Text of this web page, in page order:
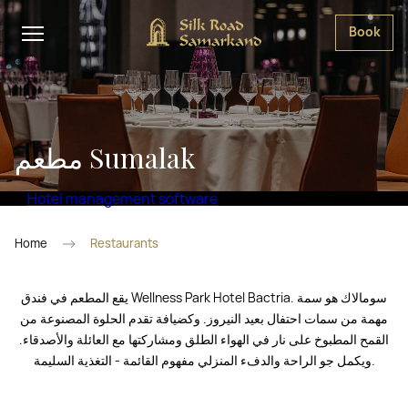
Book
مطعم Sumalak
Hotel management software
Home Restaurants
يقع المطعم في فندق Wellness Park Hotel Bactria. سومالاك هو سمة
مهمة من سمات احتفال بعيد النيروز. وكضيافة تقدم الحلوة المصنوعة من
القمح المطبوخ على نار في الهواء الطلق ومشاركتها مع العائلة والأصدقاء.
ويكمل جو الراحة والدفء المنزلي مفهوم القائمة - التغذية السليمة.